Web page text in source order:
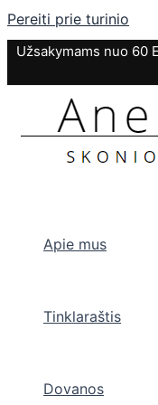
Pereiti prie turinio
Užsakymams nuo 60
Apie mus
Tinklaraštis
Dovanos